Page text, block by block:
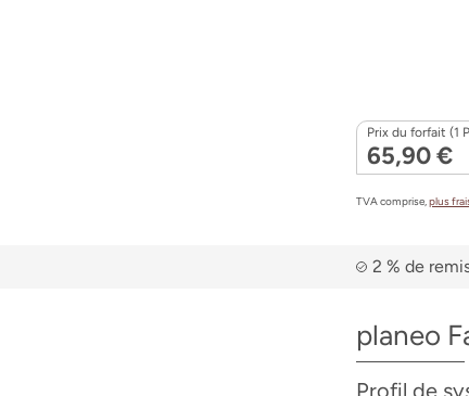
Prix du forfait (1
65,90 €
TVA comprise,plus
2 % de
planeo
Profil de